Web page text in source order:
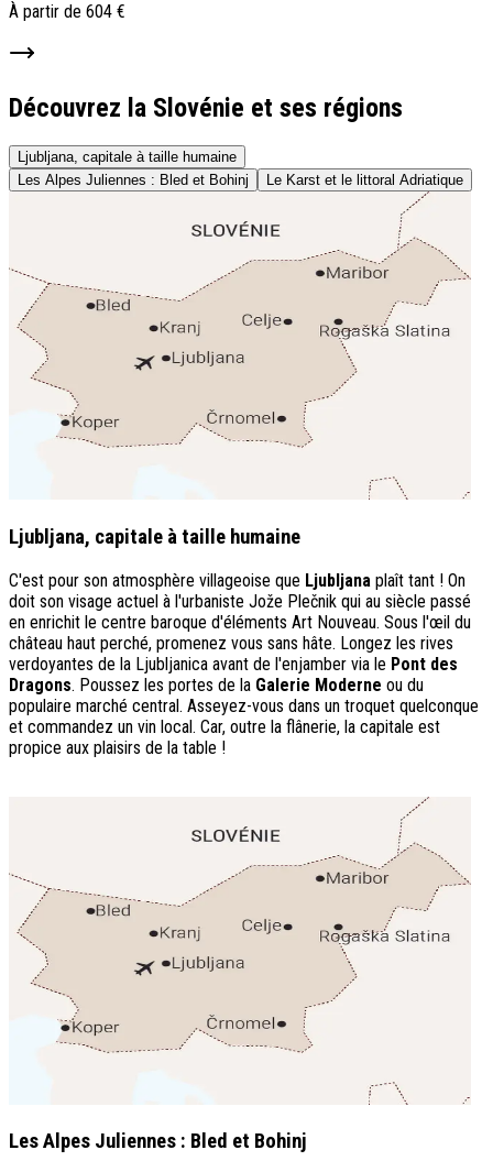
À partir de 604 €
Découvrez la Slovénie et ses régions
Ljubljana, capitale à taille humaine
Les Alpes Juliennes : Bled et Bohinj
Le Karst et le littoral Adriatique
Ljubljana, capitale à taille humaine
C'est pour son atmosphère villageoise que Ljubljana plaît tant ! On
doit son visage actuel à l'urbaniste Jože Plečnik qui au siècle passé
en enrichit le centre baroque d'éléments Art Nouveau. Sous l'œil du
château haut perché, promenez vous sans hâte. Longez les rives
verdoyantes de la Ljubljanica avant de l'enjamber via le Pont des
Dragons. Poussez les portes de la Galerie Moderne ou du
populaire marché central. Asseyez-vous dans un troquet quelconque
et commandez un vin local. Car, outre la flânerie, la capitale est
propice aux plaisirs de la table !
Les Alpes Juliennes : Bled et Bohinj